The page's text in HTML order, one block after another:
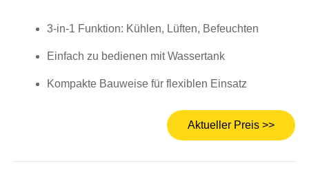
3-in-1 Funktion: Kühlen, Lüften, Befeuchten
Einfach zu bedienen mit Wassertank
Kompakte Bauweise für flexiblen Einsatz
Aktueller Preis >>